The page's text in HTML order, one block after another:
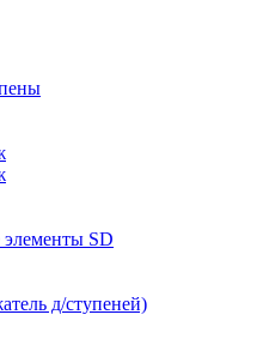
SD
д/ступеней)